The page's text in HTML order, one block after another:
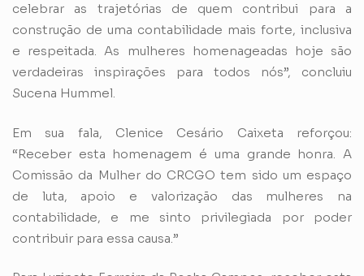
celebrar as trajetórias de quem contribui para a
construção de uma contabilidade mais forte, inclusiva
e respeitada. As mulheres homenageadas hoje são
verdadeiras inspirações para todos nós”, concluiu
Sucena Hummel.
Em sua fala, Clenice Cesário Caixeta reforçou:
“Receber esta homenagem é uma grande honra. A
Comissão da Mulher do CRCGO tem sido um espaço
de luta, apoio e valorização das mulheres na
contabilidade, e me sinto privilegiada por poder
contribuir para essa causa.”